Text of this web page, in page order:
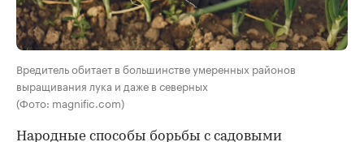
Вредитель обитает в большинстве умеренных районов
выращивания лука и даже в северных
(Фото: magnific.com)
Народные способы борьбы с садовыми